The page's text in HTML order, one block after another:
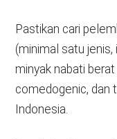
Pastikan cari
(minimal satu jenis,
minyak nabati
comedogenic, dan
Indonesia.